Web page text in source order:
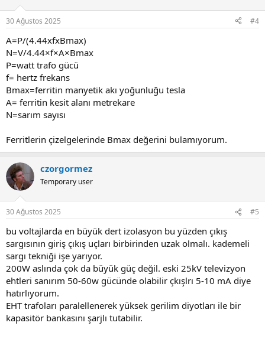
30 Ağustos 2025 #4
A=P/(4.44xfxBmax)
N=V/4.44×f×A×Bmax
P=watt trafo gücü
f= hertz frekans
Bmax=ferritin manyetik akı yoğunluğu tesla
A= ferritin kesit alanı metrekare
N=sarım sayısı
Ferritlerin çizelgelerinde Bmax değerini bulamıyorum.
czorgormez
Temporary user
30 Ağustos 2025 #5
bu voltajlarda en büyük dert izolasyon bu yüzden çıkış
sargısının giriş çıkış uçları birbirinden uzak olmalı. kademeli
sargı tekniği işe yarıyor.
200W aslında çok da büyük güç değil. eski 25kV televizyon
ehtleri sanırım 50-60w gücünde olabilir çkışlrı 5-10 mA diye
hatırlıyorum.
EHT trafoları paralellenerek yüksek gerilim diyotları ile bir
kapasitör bankasını şarjlı tutabilir.